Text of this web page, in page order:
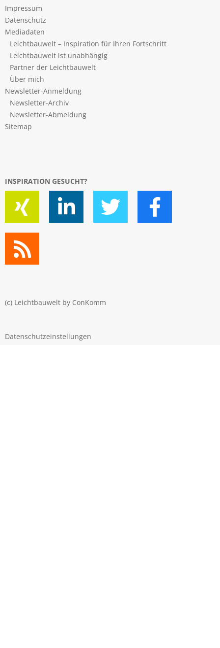
Impressum
Datenschutz
Mediadaten
Leichtbauwelt – Inspiration für Ihren Fortschritt
Leichtbauwelt ist unabhängig
Partner der Leichtbauwelt
Über mich
Newsletter-Anmeldung
Newsletter-Archiv
Newsletter-Abmeldung
Sitemap
INSPIRATION GESUCHT?
(c) Leichtbauwelt by ConKomm
Datenschutzeinstellungen